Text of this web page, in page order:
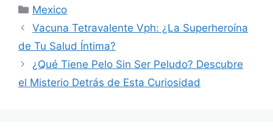
Categorías
Mexico
Vacuna Tetravalente Vph: ¿La Superheroína
de Tu Salud Íntima?
¿Qué Tiene Pelo Sin Ser Peludo? Descubre
el Misterio Detrás de Esta Curiosidad